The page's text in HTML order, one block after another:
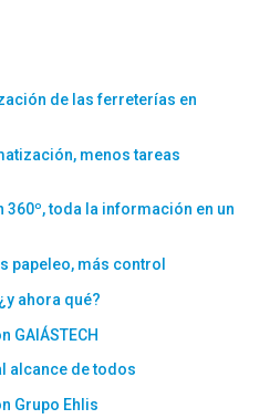
de las ferreterías en
menos tareas
360º, toda la información en un
papeleo, más control
ahora qué?
GAIÁSTECH
alcance de todos
Grupo Ehlis